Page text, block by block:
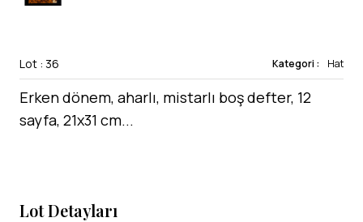
Lot : 36 Kategori : Hat
Erken dönem, aharlı, mistarlı boş defter, 12
sayfa, 21x31 cm...
Lot Detayları